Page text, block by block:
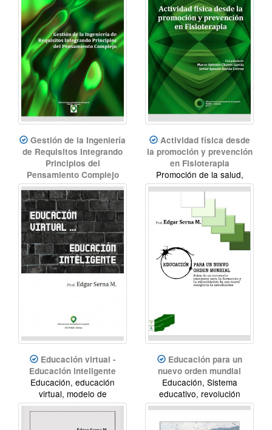
Gestión de la Ingeniería
de Requisitos Integrando
Principios del
Pensamiento Complejo
Ingeniería del Software,
Ingeniería de Requisitos,
Pensamiento Complejo,
Calidad del software
Actividad física desde
la promoción y prevención
en Fisioterapia
Promoción de la salud,
Actividad física,
Fisioterapía, Prevención de
la salud
Educación virtual -
Educación inteligente
Educación, educación
virtual, modelo de
enseñanza
Educación para un
nuevo orden mundial
Educación, Sistema
educativo, revolución
educativa, innovación